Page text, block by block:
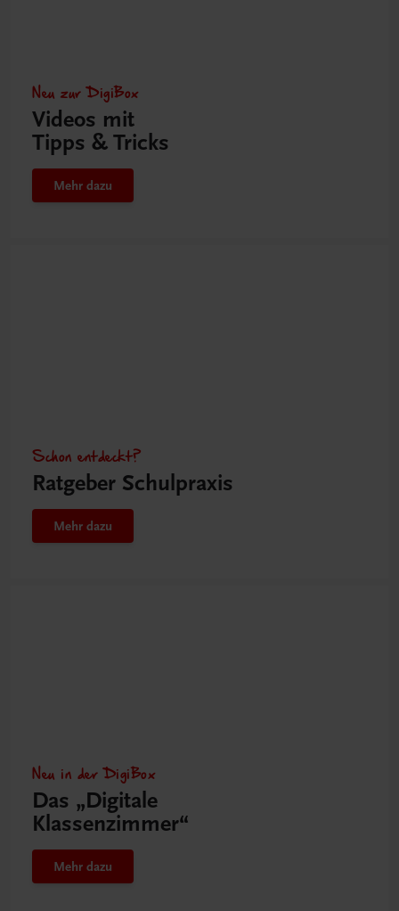
Neu zur DigiBox
Videos mit
Tipps & Tricks
Mehr dazu
Schon entdeckt?
Ratgeber Schulpraxis
Mehr dazu
Neu in der DigiBox
Das „Digitale
Klassenzimmer“
Mehr dazu